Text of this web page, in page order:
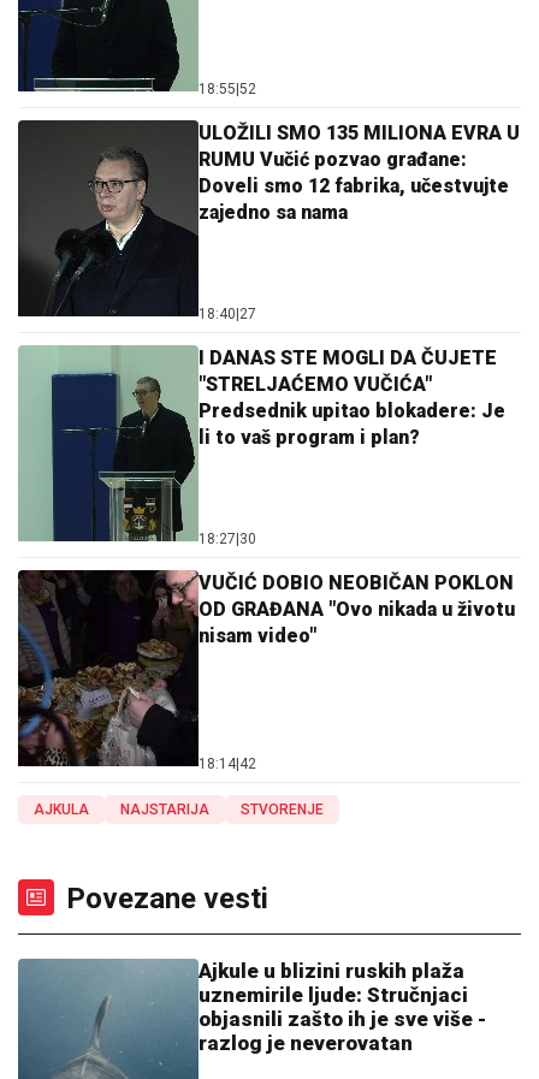
18:55|52
ULOŽILI SMO 135 MILIONA EVRA U
RUMU Vučić pozvao građane:
Doveli smo 12 fabrika, učestvujte
zajedno sa nama
18:40|27
I DANAS STE MOGLI DA ČUJETE
"STRELJAĆEMO VUČIĆA"
Predsednik upitao blokadere: Je
li to vaš program i plan?
18:27|30
VUČIĆ DOBIO NEOBIČAN POKLON
OD GRAĐANA "Ovo nikada u životu
nisam video"
18:14|42
AJKULA NAJSTARIJA STVORENJE
Povezane vesti
Ajkule u blizini ruskih plaža
uznemirile ljude: Stručnjaci
objasnili zašto ih je sve više -
razlog je neverovatan